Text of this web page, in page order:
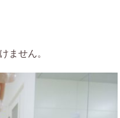
ません。